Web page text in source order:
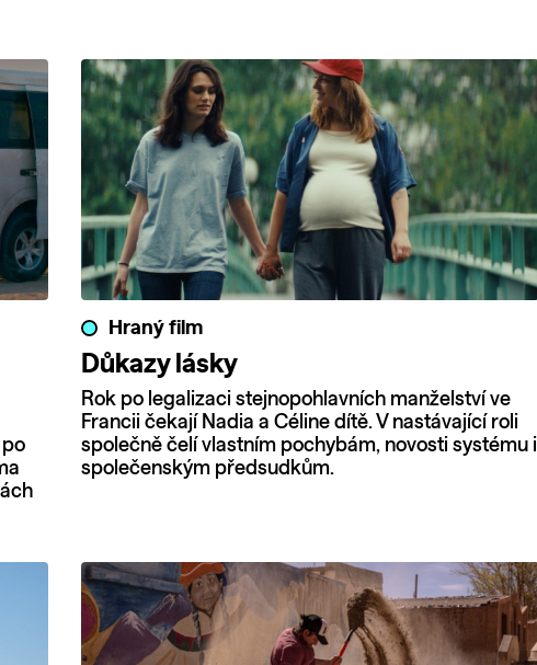
Hraný film
Důkazy lásky
Rok po legalizaci stejnopohlavních manželství ve
Francii čekají Nadia a Céline dítě. V nastávající roli
společně čelí vlastním pochybám, novosti systému i
společenským předsudkům.